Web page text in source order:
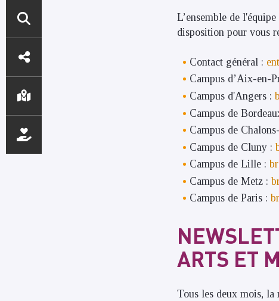
ACCÈS
DIRECTS
L’ensemble de
disposition pour vous
Contact général :
Campus d’Aix-en-
Campus d'Angers :
Campus de
Campus de
Campus de Cluny :
Campus de Lille :
Campus de Metz :
Campus de Paris :
ARTS ET
Tous les deux mois, la